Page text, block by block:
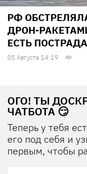
РФ
ДРОН-
ЕСТЬ
05 Августа 14:19
ОГО! ТЫ
ЧАТБОТА 😏
Теперь у тебя
его под себя и
первым, чтобы